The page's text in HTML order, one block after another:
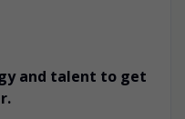
and talent to get